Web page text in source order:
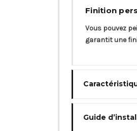
Finition
Vous pouvez
garantit une
Guide